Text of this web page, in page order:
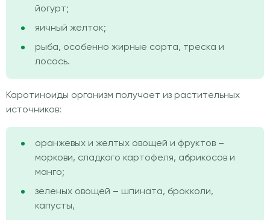
йогурт;
яичный желток;
рыба, особенно жирные сорта, треска и
лосось.
Каротиноиды организм получает из растительных
источников:
оранжевых и желтых овощей и фруктов –
моркови, сладкого картофеля, абрикосов и
манго;
зеленых овощей – шпината, брокколи,
капусты,